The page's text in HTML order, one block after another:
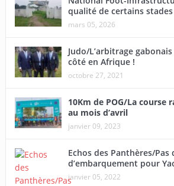
qualité de certains stades
mars 05, 2026
Judo/L’arbitrage
côté en Afrique !
octobre 27, 2021
10Km de POG/La course
au mois d’avril
janvier 09, 2023
Echos des Panthères/Pas
d’embarquement pour
janvier 05, 2022